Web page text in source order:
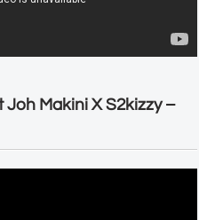
Joh Makini X S2kizzy –